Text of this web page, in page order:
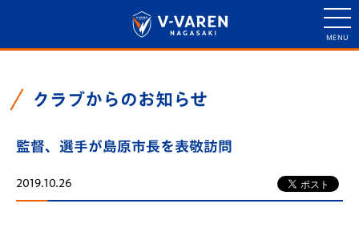
クラブからのお知らせ
監督、選手が島原市長を表敬訪問
2019.10.26